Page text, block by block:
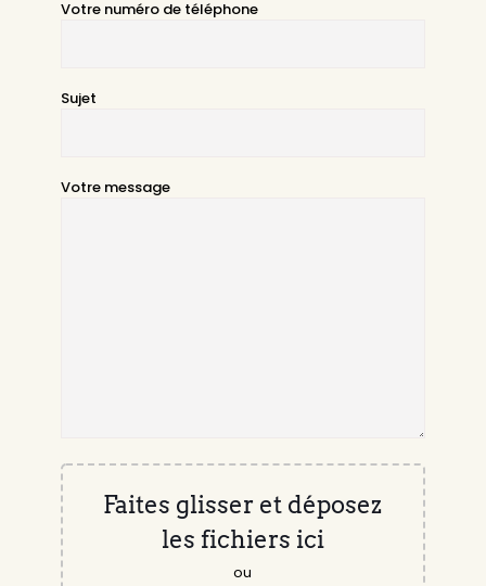
Votre numéro de téléphone
Sujet
Votre message
Faites glisser et déposez
les fichiers ici
ou